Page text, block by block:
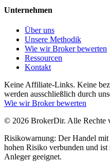
Unternehmen
Über uns
Unsere Methodik
Wie wir Broker bewerten
Ressourcen
Kontakt
Keine Affiliate-Links. Keine
werden ausschließlich durch
Wie wir Broker bewerten
© 2026 BrokerDir. Alle Rechte
Risikowarnung: Der Handel
hohen Risiko verbunden und
Anleger geeignet.